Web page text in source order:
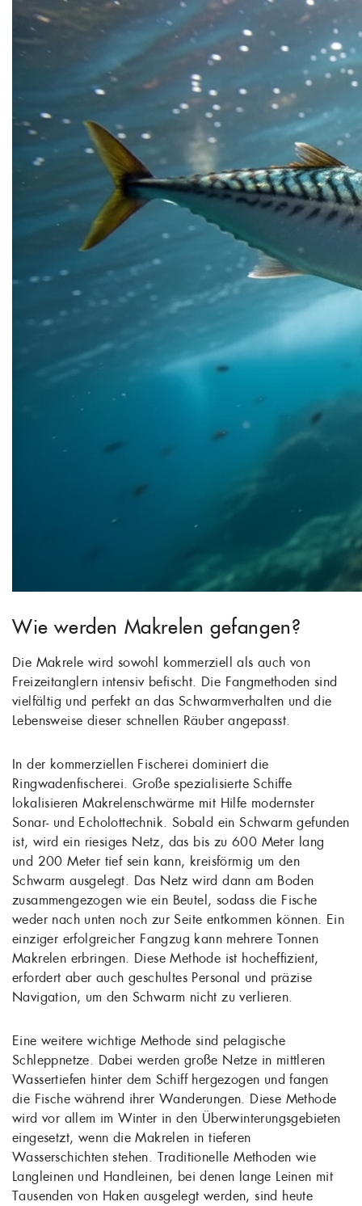
Wie werden Makrelen gefangen?
Die Makrele wird sowohl kommerziell als auch von
Freizeitanglern intensiv befischt. Die Fangmethoden sind
vielfältig und perfekt an das Schwarmverhalten und die
Lebensweise dieser schnellen Räuber angepasst.
In der kommerziellen Fischerei dominiert die
Ringwadenfischerei. Große spezialisierte Schiffe
lokalisieren Makrelenschwärme mit Hilfe modernster
Sonar- und Echolottechnik. Sobald ein Schwarm gefunden
ist, wird ein riesiges Netz, das bis zu 600 Meter lang
und 200 Meter tief sein kann, kreisförmig um den
Schwarm ausgelegt. Das Netz wird dann am Boden
zusammengezogen wie ein Beutel, sodass die Fische
weder nach unten noch zur Seite entkommen können. Ein
einziger erfolgreicher Fangzug kann mehrere Tonnen
Makrelen erbringen. Diese Methode ist hocheffizient,
erfordert aber auch geschultes Personal und präzise
Navigation, um den Schwarm nicht zu verlieren.
Eine weitere wichtige Methode sind pelagische
Schleppnetze. Dabei werden große Netze in mittleren
Wassertiefen hinter dem Schiff hergezogen und fangen
die Fische während ihrer Wanderungen. Diese Methode
wird vor allem im Winter in den Überwinterungsgebieten
eingesetzt, wenn die Makrelen in tieferen
Wasserschichten stehen. Traditionelle Methoden wie
Langleinen und Handleinen, bei denen lange Leinen mit
Tausenden von Haken ausgelegt werden, sind heute